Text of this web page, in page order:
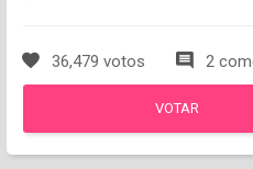
36,479 votos 2
VOTAR